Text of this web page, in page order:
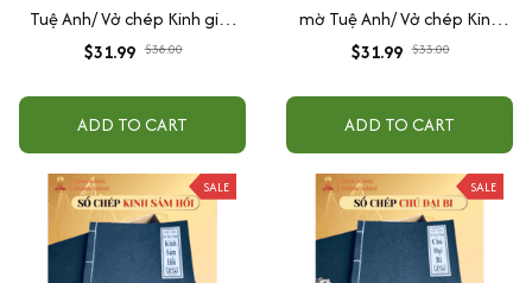
Tuệ Anh/ Vở chép Kinh giấy
cổ (Tặng kèm Hộp đựng)
$31.99 $38.00
ADD TO CART
mờ Tuệ Anh/ Vở chép Kinh
giấy cổ (Tặng kèm Hộp đựng
$31.99 $33.00
ADD TO CART
SALE SALE